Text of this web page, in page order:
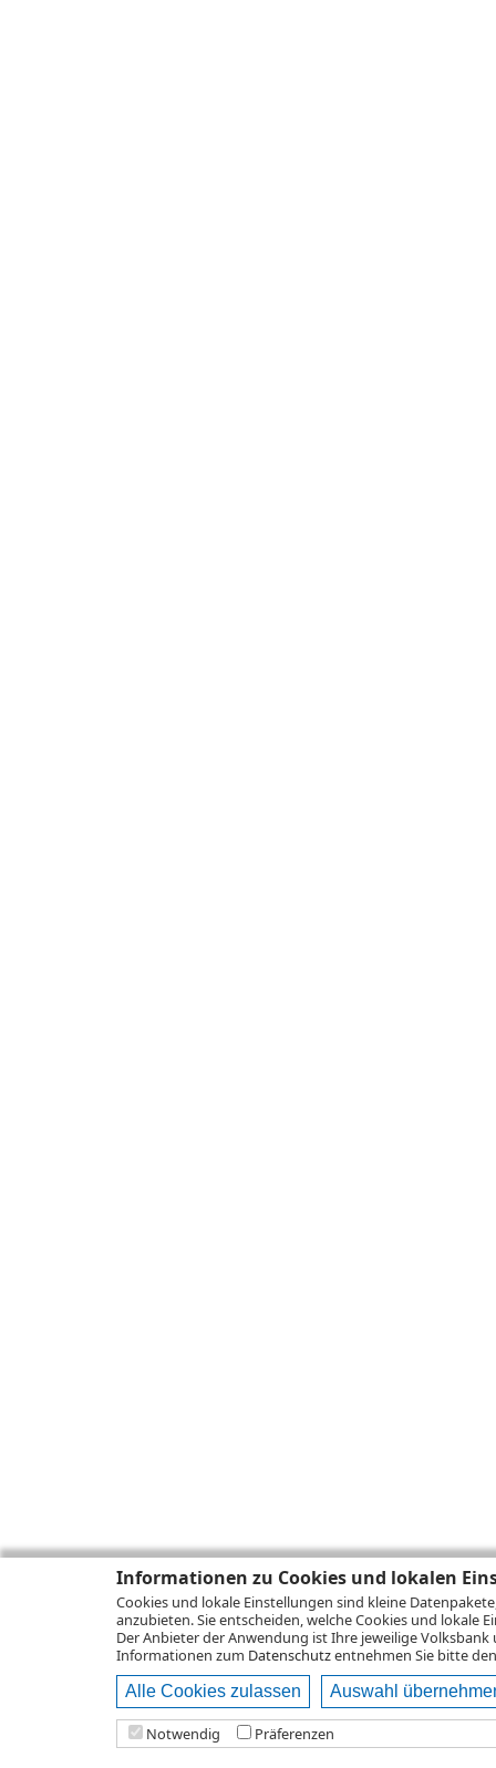
Informationen zu Cookies und lokalen
Cookies und lokale Einstellungen sind kleine
anzubieten. Sie entscheiden, welche Cookies und lokale
Der Anbieter der Anwendung ist Ihre jeweilige Volksbank
Informationen zum Datenschutzentnehmen Sie bitte
Alle Cookies zulassen Auswahl
Notwendig Präferenzen